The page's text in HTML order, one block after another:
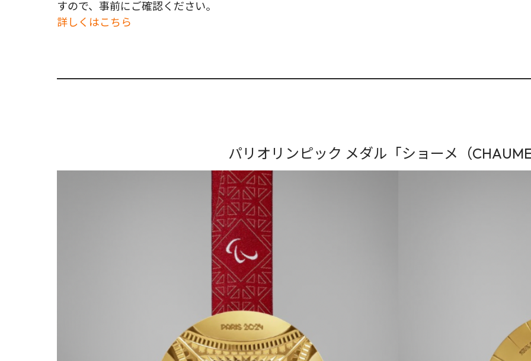
すので、事前にご確認ください。
詳しくはこちら
パリオリンピック メダル「ショーメ（